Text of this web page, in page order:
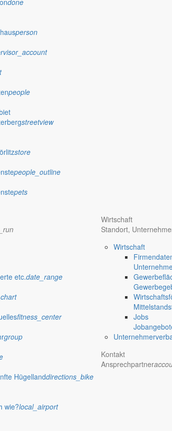
done
person
people
streetview
store
people_outline
pets
etc.date_range
fitness_center
group
Hügellanddirections_bike
wie?local_airport
Wirtschaft
Standort,
Wirtschaft
Jobs
Kontakt
Ansprechpartner
zu einem Tag der offenen Tür ein. Familien
ein
Elternteil am ersten und dritten Donnerstag im
Buschbach Fahrradreparatursäulen an
entdecken